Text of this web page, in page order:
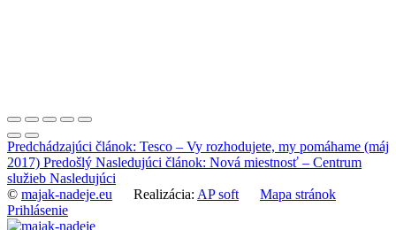
Predchádzajúci článok: Tesco – Vy rozhodujete, my pomáhame (máj
2017) Predošlý Nasledujúci článok: Nová miestnosť – Centrum
služieb Nasledujúci
© majak-nadeje.eu Realizácia: AP soft
Mapa stránok
Prihlásenie